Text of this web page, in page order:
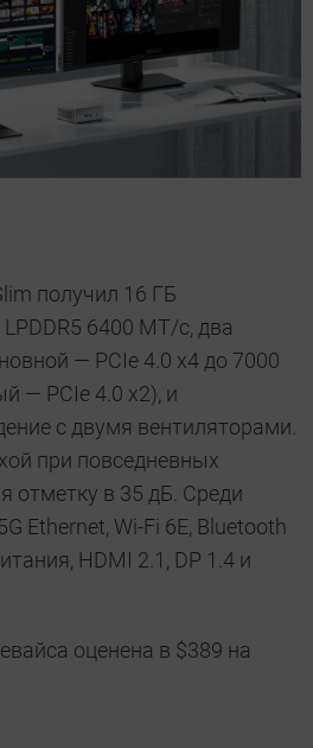
получил 16 ГБ
6400 МТ/с, два
— PCIe 4.0 x4 до 7000
— PCIe 4.0 x2), и
с двумя вентиляторами.
при повседневных
отметку в 35 дБ. Среди
Ethernet, Wi-Fi 6E, Bluetooth
HDMI 2.1, DP 1.4 и
оценена в $389 на